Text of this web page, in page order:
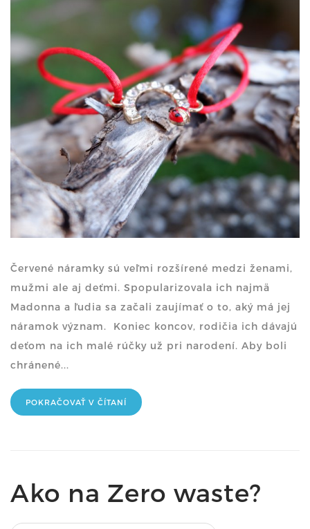
Červené náramky sú veľmi rozšírené medzi ženami,
mužmi ale aj deťmi. Spopularizovala ich najmä
Madonna a ľudia sa začali zaujímať o to, aký má jej
náramok význam. Koniec koncov, rodičia ich dávajú
deťom na ich malé rúčky už pri narodení. Aby boli
chránené...
POKRAČOVAŤ V ČÍTANÍ
Ako na Zero waste?